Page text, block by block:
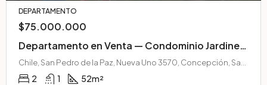
DEPARTAMENTO
$75.000.000
Departamento en Venta — Condominio Jardines de San Pedro II, San Pedro de la Paz
2 1 52m²